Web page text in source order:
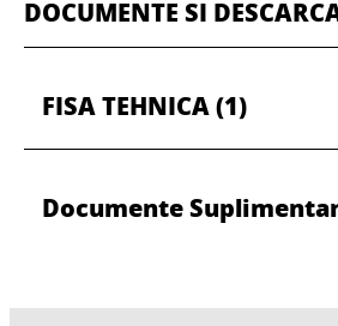
DOCUMENTE SI
FISA TEHNICA(1)
Documente